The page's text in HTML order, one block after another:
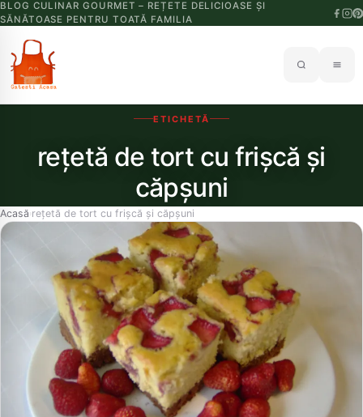
BLOG CULINAR GOURMET – REȚETE DELICIOASE ȘI
SĂNĂTOASE PENTRU TOATĂ FAMILIA
ETICHETĂ
rețetă de tort cu frișcă și
căpșuni
Acasă›rețetă de tort cu frișcă și căpșuni